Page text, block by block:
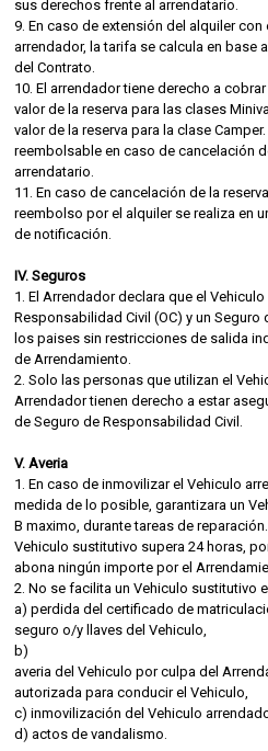
sus derechos frente al arrendatario.
9. En caso de extensión del alquiler
arrendador, la tarifa se calcula en base
del Contrato.
10. El arrendador tiene derecho a
valor de la reserva para las clases
valor de la reserva para la clase
reembolsable en caso de cancelación
arrendatario.
11. En caso de cancelación de la
reembolso por el alquiler se realiza en
de notificación.
IV. Seguros
1. El Arrendador declara que el
Responsabilidad Civil (OC) y un
los paises sin restricciones de salida
de Arrendamiento.
2. Solo las personas que utilizan el
Arrendador tienen derecho a estar
de Seguro de Responsabilidad Civil.
V. Averia
1. En caso de inmovilizar el Vehiculo
medida de lo posible, garantizara un
B maximo, durante tareas de
Vehiculo sustitutivo supera 24 horas,
abona ningún importe por el
2. No se facilita un Vehiculo sustitutivo
a) perdida del certificado de
seguro o/y llaves del Vehiculo,
b)
averia del Vehiculo por culpa del
autorizada para conducir el Vehiculo,
c) inmovilización del Vehiculo
d) actos de vandalismo.